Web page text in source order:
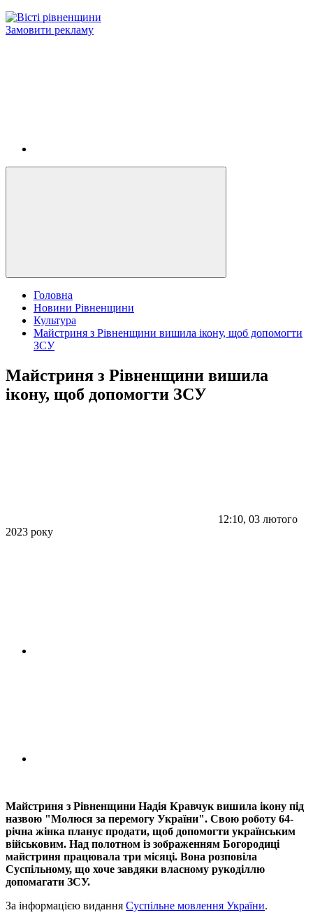
Замовити рекламу
Головна
Новини Рівненщини
Культура
Майстриня з Рівненщини вишила ікону, щоб допомогти
ЗСУ
Майстриня з Рівненщини вишила
ікону, щоб допомогти ЗСУ
12:10, 03 лютого
2023 року
Майстриня з Рівненщини Надія Кравчук вишила ікону під
назвою "Молюся за перемогу України". Свою роботу 64-
річна жінка планує продати, щоб допомогти українським
військовим. Над полотном із зображенням Богородиці
майстриня працювала три місяці. Вона розповіла
Суспільному, що хоче завдяки власному рукоділлю
допомагати ЗСУ.
За інформацією видання Суспільне мовлення України.